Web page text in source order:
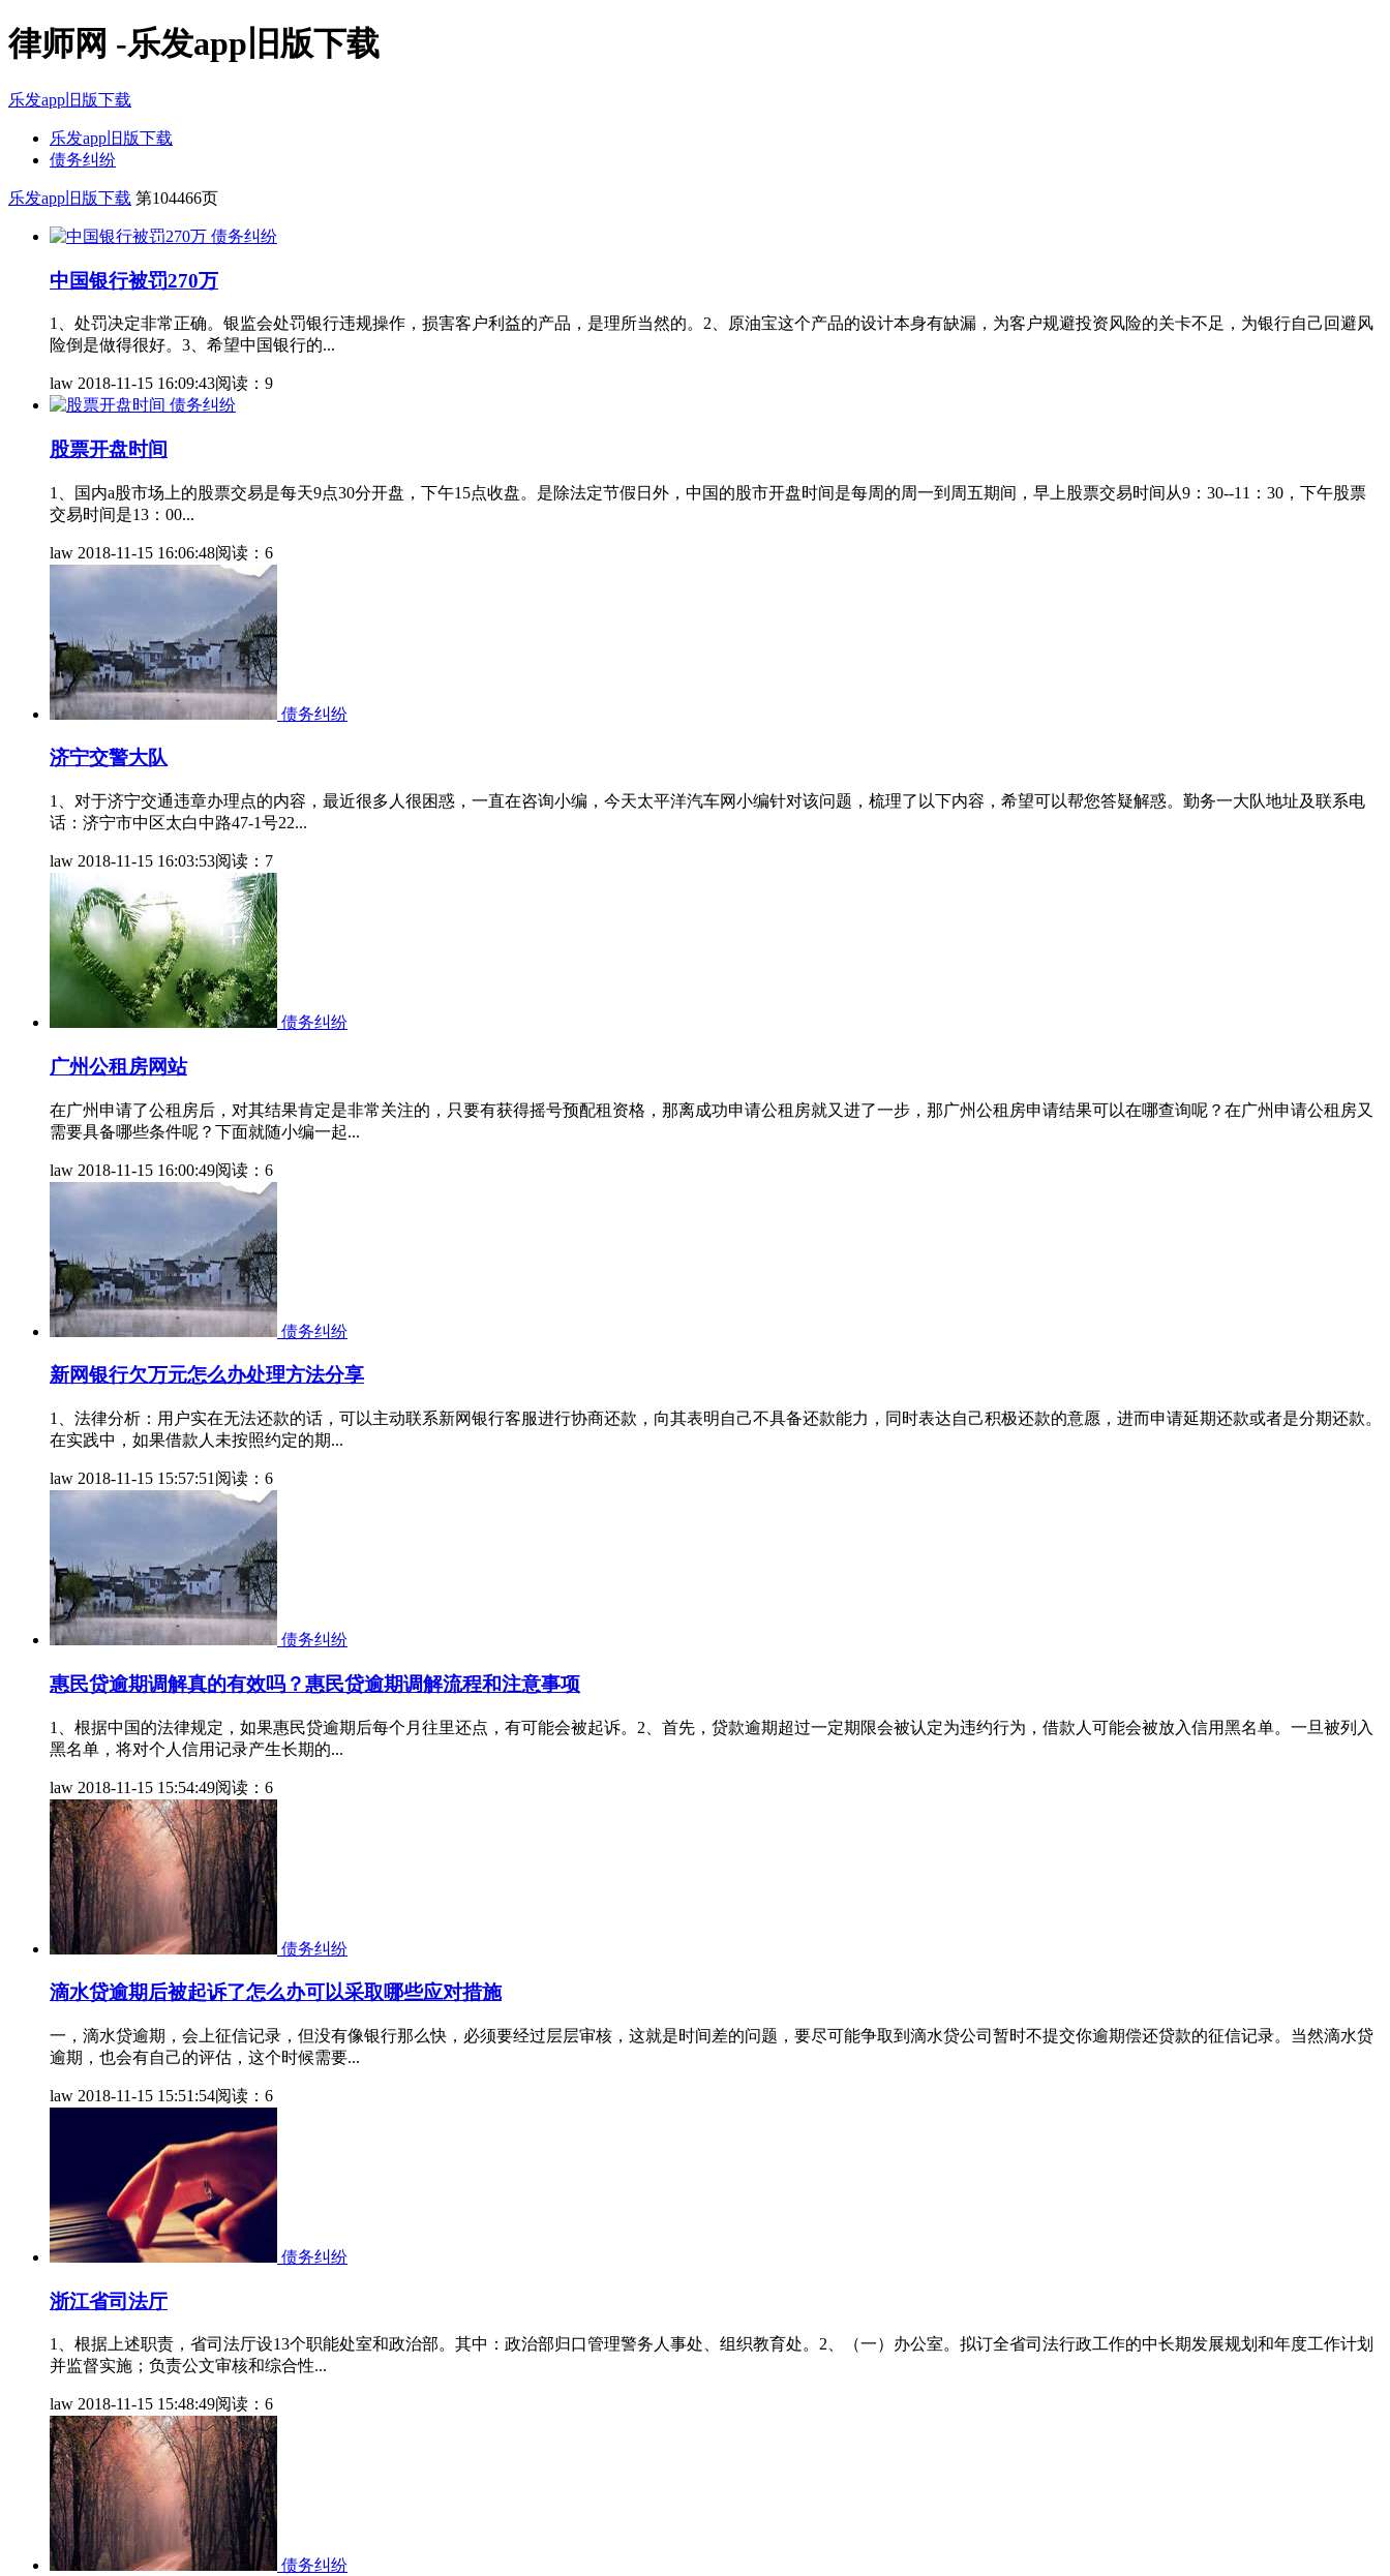
律师网 -乐发app旧版下载
乐发app旧版下载
乐发app旧版下载
债务纠纷
乐发app旧版下载 第104466页
债务纠纷
中国银行被罚270万
1、处罚决定非常正确。银监会处罚银行违规操作，损害客户利益的产品，是理所当然的。2、原油宝这个产品的设计本身有缺漏，为客户规避投资风险的关卡不足，为银行自己回避风
险倒是做得很好。3、希望中国银行的...
law 2018-11-15 16:09:43阅读：9
债务纠纷
股票开盘时间
1、国内a股市场上的股票交易是每天9点30分开盘，下午15点收盘。是除法定节假日外，中国的股市开盘时间是每周的周一到周五期间，早上股票交易时间从9：30--11：30，下午股票
交易时间是13：00...
law 2018-11-15 16:06:48阅读：6
债务纠纷
济宁交警大队
1、对于济宁交通违章办理点的内容，最近很多人很困惑，一直在咨询小编，今天太平洋汽车网小编针对该问题，梳理了以下内容，希望可以帮您答疑解惑。勤务一大队地址及联系电
话：济宁市中区太白中路47-1号22...
law 2018-11-15 16:03:53阅读：7
债务纠纷
广州公租房网站
在广州申请了公租房后，对其结果肯定是非常关注的，只要有获得摇号预配租资格，那离成功申请公租房就又进了一步，那广州公租房申请结果可以在哪查询呢？在广州申请公租房又
需要具备哪些条件呢？下面就随小编一起...
law 2018-11-15 16:00:49阅读：6
债务纠纷
新网银行欠万元怎么办处理方法分享
1、法律分析：用户实在无法还款的话，可以主动联系新网银行客服进行协商还款，向其表明自己不具备还款能力，同时表达自己积极还款的意愿，进而申请延期还款或者是分期还款。
在实践中，如果借款人未按照约定的期...
law 2018-11-15 15:57:51 阅读：6
债务纠纷
惠民贷逾期调解真的有效吗？惠民贷逾期调解流程和注意事项
1、根据中国的法律规定，如果惠民贷逾期后每个月往里还点，有可能会被起诉。2、首先，贷款逾期超过一定期限会被认定为违约行为，借款人可能会被放入信用黑名单。一旦被列入
黑名单，将对个人信用记录产生长期的...
law 2018-11-15 15:54:49阅读：6
债务纠纷
滴水贷逾期后被起诉了怎么办可以采取哪些应对措施
一，滴水贷逾期，会上征信记录，但没有像银行那么快，必须要经过层层审核，这就是时间差的问题，要尽可能争取到滴水贷公司暂时不提交你逾期偿还贷款的征信记录。当然滴水贷
逾期，也会有自己的评估，这个时候需要...
law 2018-11-15 15:51:54阅读：6
债务纠纷
浙江省司法厅
1、根据上述职责，省司法厅设13个职能处室和政治部。其中：政治部归口管理警务人事处、组织教育处。2、（一）办公室。拟订全省司法行政工作的中长期发展规划和年度工作计划
并监督实施；负责公文审核和综合性...
law 2018-11-15 15:48:49阅读：6
债务纠纷